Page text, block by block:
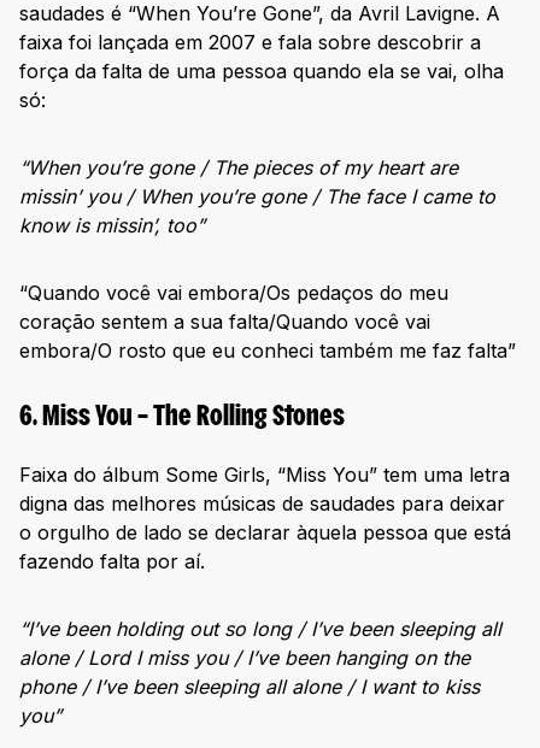
saudades é “When You’re Gone”, da Avril Lavigne. A
faixa foi lançada em 2007 e fala sobre descobrir a
força da falta de uma pessoa quando ela se vai, olha
só:
“When you’re gone / The pieces of my heart are
missin’ you / When you’re gone / The face I came to
know is missin’, too”
“Quando você vai embora/Os pedaços do meu
coração sentem a sua falta/Quando você vai
embora/O rosto que eu conheci também me faz falta”
6. Miss You – The Rolling Stones
Faixa do álbum Some Girls, “Miss You” tem uma letra
digna das melhores músicas de saudades para deixar
o orgulho de lado se declarar àquela pessoa que está
fazendo falta por aí.
“I’ve been holding out so long / I’ve been sleeping all
alone / Lord I miss you / I’ve been hanging on the
phone / I’ve been sleeping all alone / I want to kiss
you”